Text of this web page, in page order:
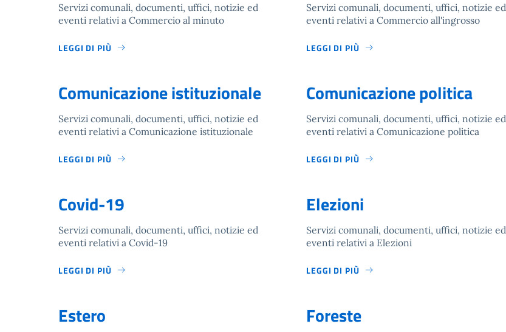
Servizi comunali, documenti, uffici, notizie ed
eventi relativi a Commercio al minuto
LEGGI DI PIÙ
Servizi comunali, documenti, uffici, notizie ed
eventi relativi a Commercio all'ingrosso
LEGGI DI PIÙ
Comunicazione istituzionale
Servizi comunali, documenti, uffici, notizie ed
eventi relativi a Comunicazione istituzionale
LEGGI DI PIÙ
Comunicazione politica
Servizi comunali, documenti, uffici, notizie ed
eventi relativi a Comunicazione politica
LEGGI DI PIÙ
Covid-19
Servizi comunali, documenti, uffici, notizie ed
eventi relativi a Covid-19
LEGGI DI PIÙ
Elezioni
Servizi comunali, documenti, uffici, notizie ed
eventi relativi a Elezioni
LEGGI DI PIÙ
Estero Foreste